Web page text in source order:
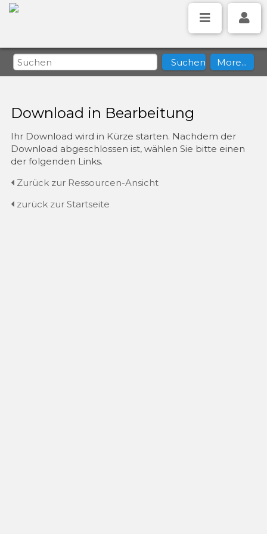
Download in Bearbeitung
Ihr Download wird in Kürze starten. Nachdem der
Download abgeschlossen ist, wählen Sie bitte einen
der folgenden Links.
Zurück zur Ressourcen-Ansicht
zurück zur Startseite